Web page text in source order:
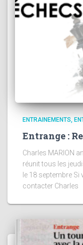
ENTRAINEMENTS
Entrange :
Charles MARION
réunit tous les
le 18 septembre Si
contacter Charles